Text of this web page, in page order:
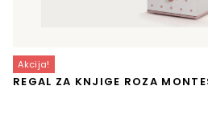
Akcija!
REGAL ZA KNJIGE ROZA